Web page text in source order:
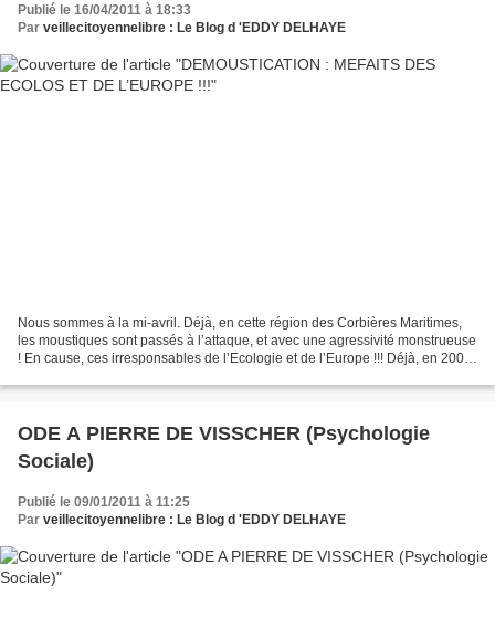
Publié le 16/04/2011 à 18:33
Par veillecitoyennelibre : Le Blog d 'EDDY DELHAYE
Nous sommes à la mi-avril. Déjà, en cette région des Corbières Maritimes,
les moustiques sont passés à l’attaque, et avec une agressivité monstrueuse
! En cause, ces irresponsables de l’Ecologie et de l’Europe !!! Déjà, en 2009,
ODE A PIERRE DE VISSCHER (Psychologie
Sociale)
Publié le 09/01/2011 à 11:25
Par veillecitoyennelibre : Le Blog d 'EDDY DELHAYE